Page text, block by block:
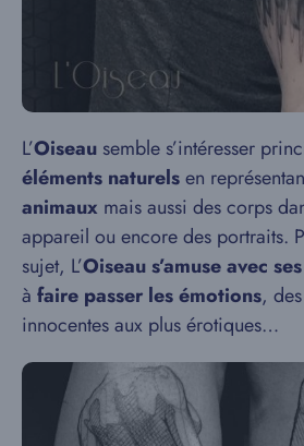
L’Oiseau semble s’intéresser
éléments naturelsen
animaux mais aussi des corps
appareil ou encore des portraits.
sujet, L’Oiseaus’amuse avec
à faire passer les émotions,
innocentes aux plus érotiques…